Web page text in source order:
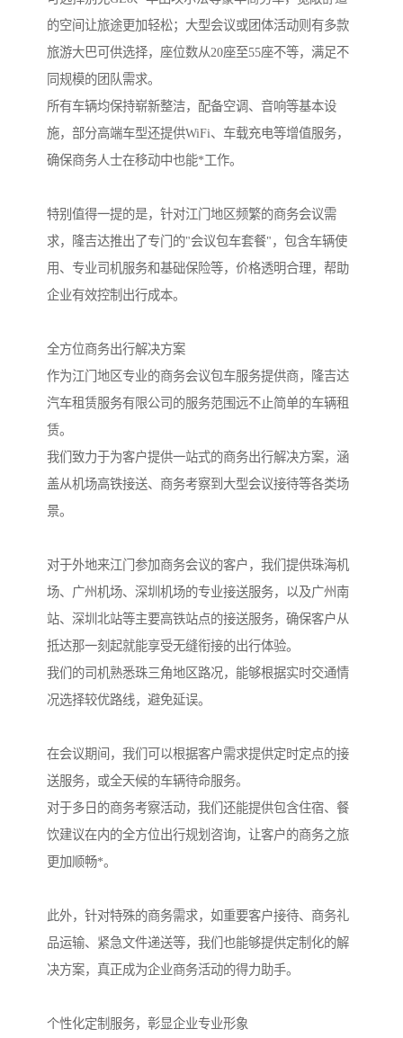
的空间让旅途更加轻松；大型会议或团体活动则有多款
旅游大巴可供选择，座位数从20座至55座不等，满足不
同规模的团队需求。
所有车辆均保持崭新整洁，配备空调、音响等基本设
施，部分高端车型还提供WiFi、车载充电等增值服务，
确保商务人士在移动中也能*工作。
特别值得一提的是，针对江门地区频繁的商务会议需
求，隆吉达推出了专门的"会议包车套餐"，包含车辆使
用、专业司机服务和基础保险等，价格透明合理，帮助
企业有效控制出行成本。
全方位商务出行解决方案
作为江门地区专业的商务会议包车服务提供商，隆吉达
汽车租赁服务有限公司的服务范围远不止简单的车辆租
赁。
我们致力于为客户提供一站式的商务出行解决方案，涵
盖从机场高铁接送、商务考察到大型会议接待等各类场
景。
对于外地来江门参加商务会议的客户，我们提供珠海机
场、广州机场、深圳机场的专业接送服务，以及广州南
站、深圳北站等主要高铁站点的接送服务，确保客户从
抵达那一刻起就能享受无缝衔接的出行体验。
我们的司机熟悉珠三角地区路况，能够根据实时交通情
况选择较优路线，避免延误。
在会议期间，我们可以根据客户需求提供定时定点的接
送服务，或全天候的车辆待命服务。
对于多日的商务考察活动，我们还能提供包含住宿、餐
饮建议在内的全方位出行规划咨询，让客户的商务之旅
更加顺畅*。
此外，针对特殊的商务需求，如重要客户接待、商务礼
品运输、紧急文件递送等，我们也能够提供定制化的解
决方案，真正成为企业商务活动的得力助手。
个性化定制服务，彰显企业专业形象